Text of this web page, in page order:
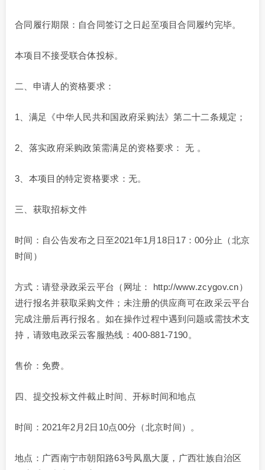
合同履行期限：自合同签订之日起至项目合同履约完毕。
本项目不接受联合体投标。
二、申请人的资格要求：
1、满足《中华人民共和国政府采购法》第二十二条规定；
2、落实政府采购政策需满足的资格要求： 无 。
3、本项目的特定资格要求：无。
三、获取招标文件
时间：自公告发布之日至2021年1月18日17：00分止（北京
时间）
方式：请登录政采云平台（网址： http://www.zcygov.cn）
进行报名并获取采购文件；未注册的供应商可在政采云平台
完成注册后再行报名。如在操作过程中遇到问题或需技术支
持，请致电政采云客服热线：400-881-7190。
售价：免费。
四、提交投标文件截止时间、开标时间和地点
时间：2021年2月2日10点00分（北京时间）。
地点：广西南宁市朝阳路63号凤凰大厦，广西壮族自治区